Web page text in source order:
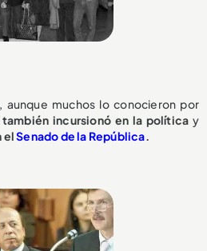
muchos lo conocieron por
también incursionó en la política y
elSenado de la República.